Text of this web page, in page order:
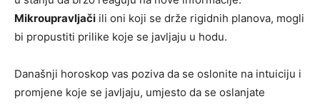
Mikroupravljači ili oni koji se drže rigidnih planova, mogli
bi propustiti prilike koje se javljaju u hodu.
Današnji horoskop vas poziva da se oslonite na intuiciju i
promjene koje se javljaju, umjesto da se oslanjate